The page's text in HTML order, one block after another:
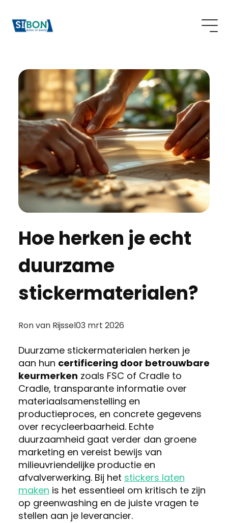
Hoe herken je echt
duurzame
stickermaterialen?
Posted
Ron van Rijssel03 mrt 2026
Duurzame stickermaterialen herken je
aan hun certificering door betrouwbare
keurmerken zoals FSC of Cradle to
Cradle, transparante informatie over
materiaalsamenstelling en
productieproces, en concrete gegevens
over recycleerbaarheid. Echte
duurzaamheid gaat verder dan groene
marketing en vereist bewijs van
milieuvriendelijke productie en
afvalverwerking. Bij het stickers laten
maken is het essentieel om kritisch te zijn
op greenwashing en de juiste vragen te
stellen aan je leverancier.